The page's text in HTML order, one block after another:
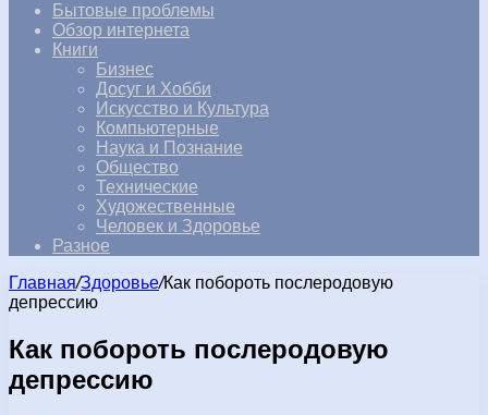
Бытовые проблемы
Обзор интернета
Книги
Бизнес
Досуг и Хобби
Искусство и Культура
Компьютерные
Наука и Познание
Общество
Технические
Художественные
Человек и Здоровье
Разное
Главная/Здоровье/Как побороть послеродовую
депрессию
Как побороть послеродовую
депрессию